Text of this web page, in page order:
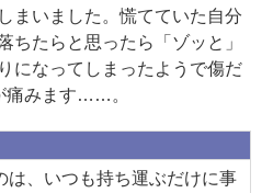
まいました。慌てていた自分
ちたらと思ったら「ゾッと」
になってしまったようで傷だ
痛みます……。
、いつも持ち運ぶだけに事